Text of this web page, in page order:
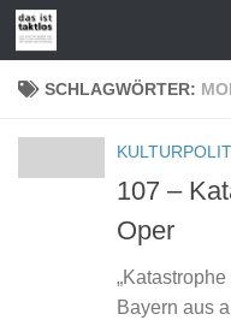
Zum Inhalt springen
SCHLAGWÖRTER:
107 –
Oper
Bayern aus